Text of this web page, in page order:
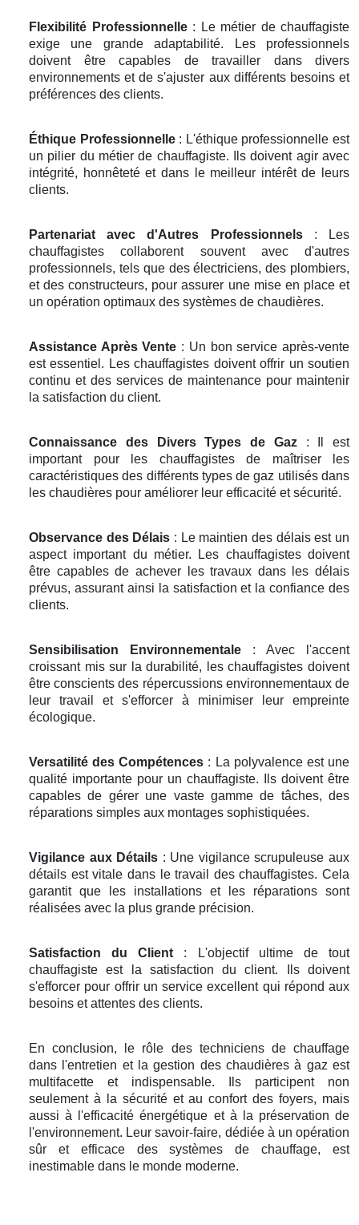
Flexibilité Professionnelle: Le métier de chauffagiste
exige une grande adaptabilité. Les professionnels
doivent être capables de travailler dans divers
environnements et de s'ajuster aux différents besoins et
préférences des clients.
Éthique Professionnelle: L'éthique professionnelle est
un pilier du métier de chauffagiste. Ils doivent agir avec
intégrité, honnêteté et dans le meilleur intérêt de leurs
clients.
Partenariat avec d'Autres Professionnels: Les
chauffagistes collaborent souvent avec d'autres
professionnels, tels que des électriciens, des plombiers,
et des constructeurs, pour assurer une mise en place et
un opération optimaux des systèmes de chaudières.
Assistance Après Vente : Un bon service après-vente
est essentiel. Les chauffagistes doivent offrir un soutien
continu et des services de maintenance pour maintenir
la satisfaction du client.
Connaissance des Divers Types de Gaz: Il est
important pour les chauffagistes de maîtriser les
caractéristiques des différents types de gaz utilisés dans
les chaudières pour améliorer leur efficacité et sécurité.
Observance des Délais : Le maintien des délais est un
aspect important du métier. Les chauffagistes doivent
être capables de achever les travaux dans les délais
prévus, assurant ainsi la satisfaction et la confiance des
clients.
Sensibilisation Environnementale : Avec l'accent
croissant mis sur la durabilité, les chauffagistes doivent
être conscients des répercussions environnementaux de
leur travail et s'efforcer à minimiser leur empreinte
écologique.
Versatilité des Compétences : La polyvalence est une
qualité importante pour un chauffagiste. Ils doivent être
capables de gérer une vaste gamme de tâches, des
réparations simples aux montages sophistiquées.
Vigilance aux Détails : Une vigilance scrupuleuse aux
détails est vitale dans le travail des chauffagistes. Cela
garantit que les installations et les réparations sont
réalisées avec la plus grande précision.
Satisfaction du Client: L'objectif ultime de tout
chauffagiste est la satisfaction du client. Ils doivent
s'efforcer pour offrir un service excellent qui répond aux
besoins et attentes des clients.
En conclusion, le rôle des techniciens de chauffage
dans l'entretien et la gestion des chaudières à gaz est
multifacette et indispensable. Ils participent non
seulement à la sécurité et au confort des foyers, mais
aussi à l'efficacité énergétique et à la préservation de
l'environnement. Leur savoir-faire, dédiée à un opération
sûr et efficace des systèmes de chauffage, est
inestimable dans le monde moderne.